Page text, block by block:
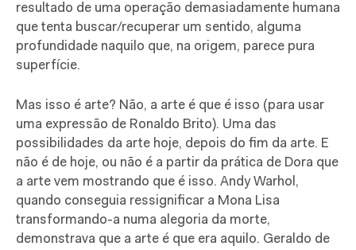
resultado de uma operação demasiadamente humana
que tenta buscar/recuperar um sentido, alguma
profundidade naquilo que, na origem, parece pura
superfície.
Mas isso é arte? Não, a arte é que é isso (para usar
uma expressão de Ronaldo Brito). Uma das
possibilidades da arte hoje, depois do fim da arte. E
não é de hoje, ou não é a partir da prática de Dora que
a arte vem mostrando que é isso. Andy Warhol,
quando conseguia ressignificar a Mona Lisa
transformando-a numa alegoria da morte,
demonstrava que a arte é que era aquilo. Geraldo de